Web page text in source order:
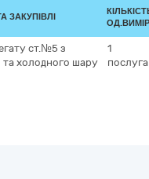
ЗАКУПІВЛІ
ст.№5 з
та холодного шару
1
послуга